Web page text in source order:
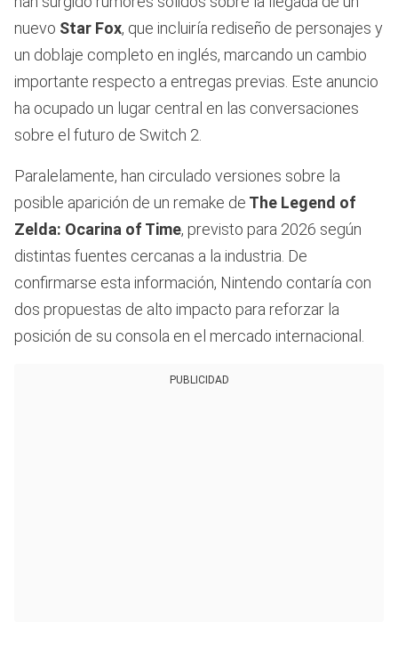
nuevo Star Fox, que incluiría rediseño de personajes y
un doblaje completo en inglés, marcando un cambio
importante respecto a entregas previas. Este anuncio
ha ocupado un lugar central en las conversaciones
sobre el futuro de Switch 2.
Paralelamente, han circulado versiones sobre la
posible aparición de un remake de The Legend of
Zelda: Ocarina of Time, previsto para 2026 según
distintas fuentes cercanas a la industria. De
confirmarse esta información, Nintendo contaría con
dos propuestas de alto impacto para reforzar la
posición de su consola en el mercado internacional.
PUBLICIDAD